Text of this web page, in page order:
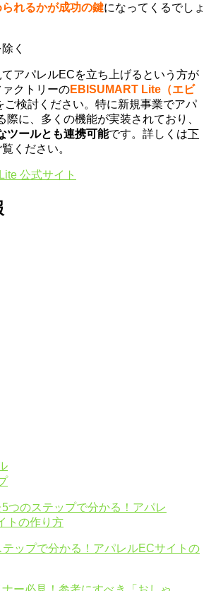
れるかが成功の鍵になってくるでしょ
く
アパレルECを立ち上げるという方が
クトリーのEBISUMART Lite（エビ
ご検討ください。特に新規事業でアパ
際に、多くの機能が実装されており、
ツールとも連携可能です。詳しくは下
ください。
公式サイト
ップで分かる！アパレルECサイトの